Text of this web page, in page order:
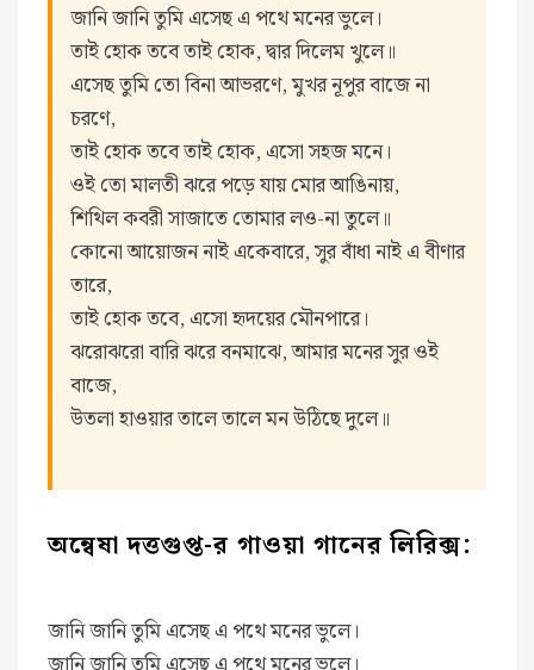
জানি জানি তুমি এসেছ এ পথে মনের ভুলে।
তাই হোক তবে তাই হোক, দ্বার দিলেম খুলে॥
এসেছ তুমি তো বিনা আভরণে, মুখর নূপুর বাজে না
চরণে,
তাই হোক তবে তাই হোক, এসো সহজ মনে।
ওই তো মালতী ঝরে পড়ে যায় মোর আঙিনায়,
শিথিল কবরী সাজাতে তোমার লও-না তুলে॥
কোনো আয়োজন নাই একেবারে, সুর বাঁধা নাই এ বীণার
তারে,
তাই হোক তবে, এসো হৃদয়ের মৌনপারে।
ঝরোঝরো বারি ঝরে বনমাঝে, আমার মনের সুর ওই
বাজে,
উতলা হাওয়ার তালে তালে মন উঠিছে দুলে॥
অন্বেষা দত্তগুপ্ত-র গাওয়া গানের লিরিক্স:
জানি জানি তুমি এসেছ এ পথে মনের ভুলে।